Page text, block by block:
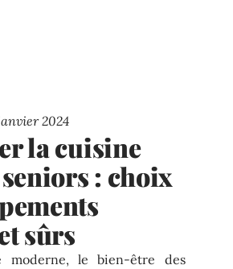
2024
la cuisine
: choix
sûrs
moderne, le bien-être des